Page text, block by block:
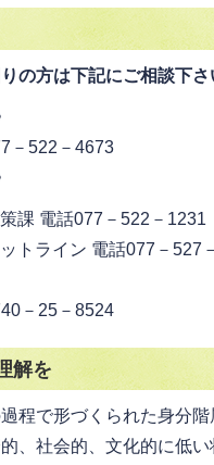
の方は下記にご相談下さ
－522－4673
課 電話077－522－1231
トライン 電話077－527
－25－8524
解を
程で形づくられた身分
、社会的、文化的に低